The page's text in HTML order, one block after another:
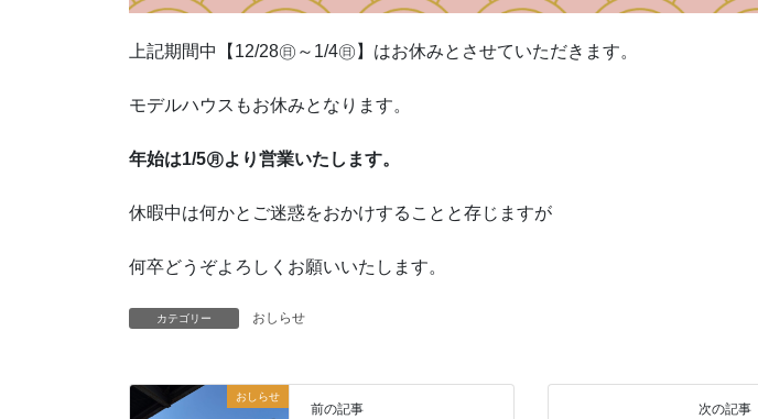
上記期間中【12/28㊐～1/4㊐】はお休みとさせていただきます。
モデルハウスもお休みとなります。
年始は1/5㊊より営業いたします。
休暇中は何かとご迷惑をおかけすることと存じますが
何卒どうぞよろしくお願いいたします。
カテゴリー おしらせ
おしらせ
前の記事 次の記事